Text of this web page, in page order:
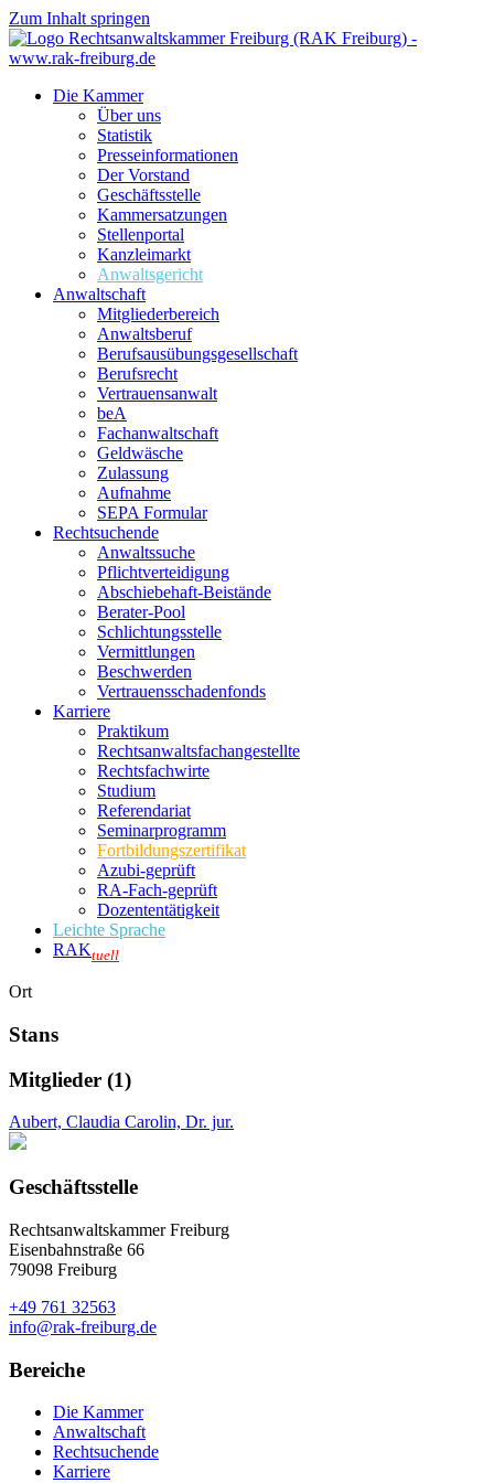
Zum Inhalt springen
Die Kammer
Über uns
Statistik
Presseinformationen
Der Vorstand
Geschäftsstelle
Kammersatzungen
Stellenportal
Kanzleimarkt
Anwaltsgericht
Anwaltschaft
Mitgliederbereich
Anwaltsberuf
Berufsausübungs­gesellschaft
Berufsrecht
Vertrauensanwalt
beA
Fachanwaltschaft
Geldwäsche
Zulassung
Aufnahme
SEPA Formular
Rechtsuchende
Anwaltssuche
Pflichtverteidigung
Abschiebehaft-Beistände
Berater-Pool
Schlichtungsstelle
Vermittlungen
Beschwerden
Vertrauensschadenfonds
Karriere
Praktikum
Rechtsanwalts­fachangestellte
Rechtsfachwirte
Studium
Referendariat
Seminarprogramm
Fortbildungszertifikat
Azubi-geprüft
RA-Fach-geprüft
Dozententätigkeit
Leichte Sprache
RAKtuell
Ort
Stans
Mitglieder (1)
Aubert, Claudia Carolin, Dr. jur.
Geschäftsstelle
Rechtsanwaltskammer Freiburg
Eisenbahnstraße 66
79098 Freiburg
+49 761 32563
info@rak-freiburg.de
Bereiche
Die Kammer
Anwaltschaft
Rechtsuchende
Karriere